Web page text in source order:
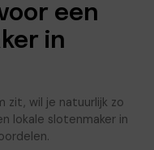
een
in
zit, wil je natuurlijk zo
lokale slotenmaker in